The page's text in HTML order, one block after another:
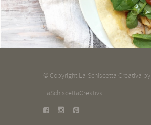
© Copyright La Schiscetta Creativa by
LaSchiscettaCreativa